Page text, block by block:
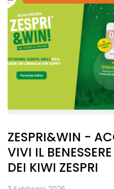
ZESPRI&WIN -
VIVI IL
DEI KIWI ZESPRI